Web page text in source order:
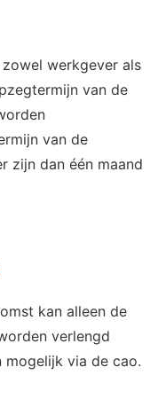
werkgever als
van de
van de
zijn dan één maand
kan alleen de
verlengd
via de cao.